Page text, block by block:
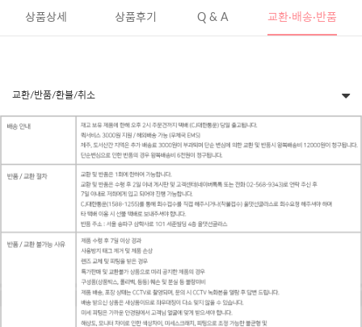
상품상세 상품후기 Q & A 교환·배송·반품
교환/반품/환불/취소